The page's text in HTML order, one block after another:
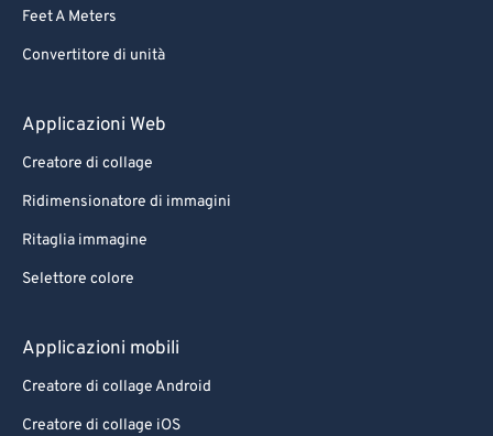
Feet A Meters
Convertitore di unità
Applicazioni Web
Creatore di collage
Ridimensionatore di immagini
Ritaglia immagine
Selettore colore
Applicazioni mobili
Creatore di collage Android
Creatore di collage iOS